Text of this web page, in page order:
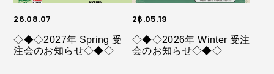
26.08.07
◇◆◇2027年 Spring 受
注会のお知らせ◇◆◇
26.05.19
◇◆◇2026年 Winter 受注
会のお知らせ◇◆◇